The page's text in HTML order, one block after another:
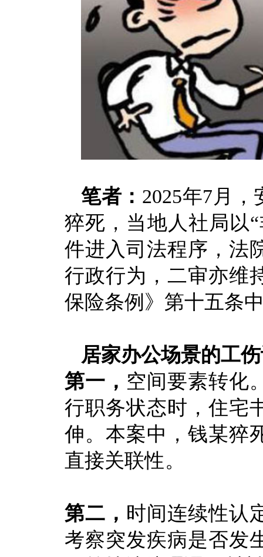
笔者： 2025年7月
猝死，当地人社局以
件进入司法程序，法
行政行为，二审亦维
保险条例》第十五条
居家办公场景的工
第一， 空间要素转化
行职务状态时，住宅
伸。本案中，钱某猝
直
第二， 时间连续性认
考察突发疾病是否发